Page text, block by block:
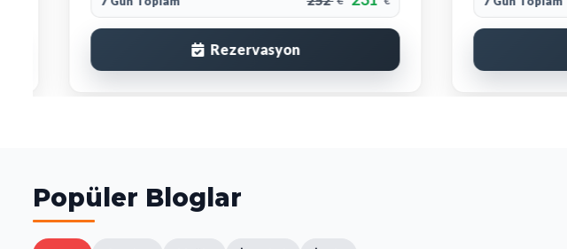
Rezervasyon
Popüler Bloglar